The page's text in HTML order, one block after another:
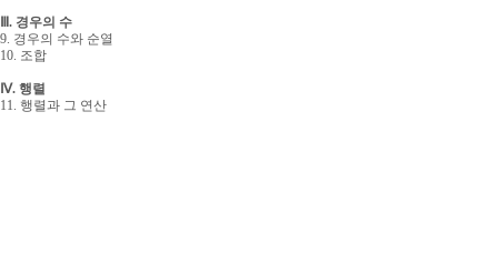
Ⅲ. 경우의 수
9. 경우의 수와 순열
10. 조합
Ⅳ. 행렬
11. 행렬과 그 연산